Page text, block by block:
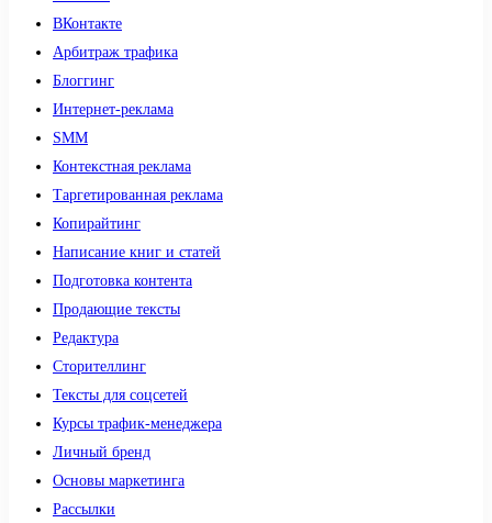
ВКонтакте
Арбитраж трафика
Блоггинг
Интернет-реклама
SMM
Контекстная реклама
Таргетированная реклама
Копирайтинг
Написание книг и статей
Подготовка контента
Продающие тексты
Редактура
Сторителлинг
Тексты для соцсетей
Курсы трафик-менеджера
Личный бренд
Основы маркетинга
Рассылки